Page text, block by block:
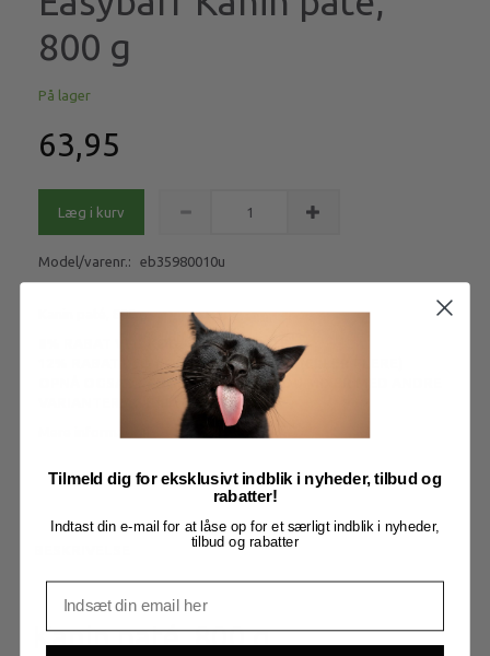
800 g
På lager
63,95
Læg i kurv
Model/varenr.: eb35980010u
Kanin paté, 800 g
8% RABAT VED KØB AF 20 STK PATÉ
12% RABAT VED KØB AF 40 STK PATÉ (ELLER FLERE)
OPNÅ OGSÅ MÆNGDERABAT NÅR DU MIXER MED ANDRE
VARIANTER AF EASY BARF PATÈ
Kanin paté, 800 g
Tilmeld dig for eksklusivt indblik i nyheder, tilbud og
rabatter!
Indtast din e-mail for at låse op for et særligt indblik i nyheder,
tilbud og rabatter